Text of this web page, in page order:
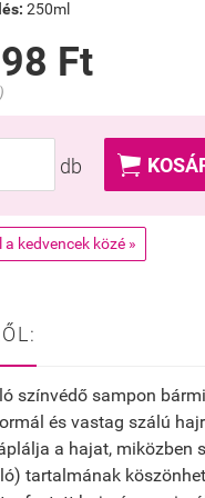
250ml
Ft
db 
a kedvencek közé »
színvédő sampon
és vastag szálú
a hajat, miközben
tartalmának